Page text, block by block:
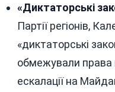
«Диктаторські
Партії регіонів,
«диктаторські
обмежували права
ескалації на